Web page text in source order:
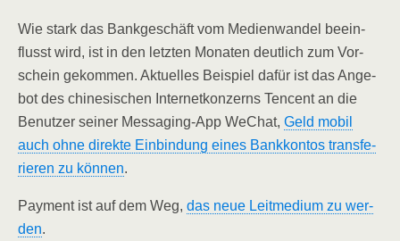
Wie stark das Bank­ge­schäft vom Medi­en­wan­del beein­
flusst wird, ist in den letz­ten Mona­ten deut­lich zum Vor­
schein gekom­men. Aktu­el­les Bei­spiel dafür ist das Ange­
bot des chi­ne­si­schen Inter­net­kon­zerns Ten­cent an die
Benut­zer sei­ner Mes­sa­ging-App WeChat, Geld mobil
auch ohne direk­te Ein­bin­dung eines Bank­kon­tos trans­fe­
rie­ren zu kön­nen.
Pay­ment ist auf dem Weg, das neue Leit­me­di­um zu wer­
den.